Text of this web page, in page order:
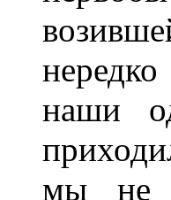
наши
мы не